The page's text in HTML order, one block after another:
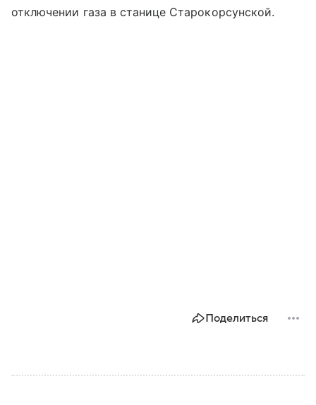
отключении газа в станице Старокорсунской.
Поделиться